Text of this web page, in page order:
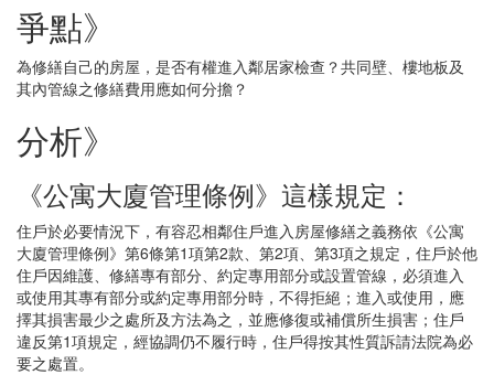
爭點》
為修繕自己的房屋，是否有權進入鄰居家檢查？共同壁、樓地板及
其內管線之修繕費用應如何分擔？
分析》
《公寓大廈管理條例》這樣規定：
住戶於必要情況下，有容忍相鄰住戶進入房屋修繕之義務依《公寓
大廈管理條例》第6條第1項第2款、第2項、第3項之規定，住戶於他
住戶因維護、修繕專有部分、約定專用部分或設置管線，必須進入
或使用其專有部分或約定專用部分時，不得拒絕；進入或使用，應
擇其損害最少之處所及方法為之，並應修復或補償所生損害；住戶
違反第1項規定，經協調仍不履行時，住戶得按其性質訴請法院為必
要之處置。